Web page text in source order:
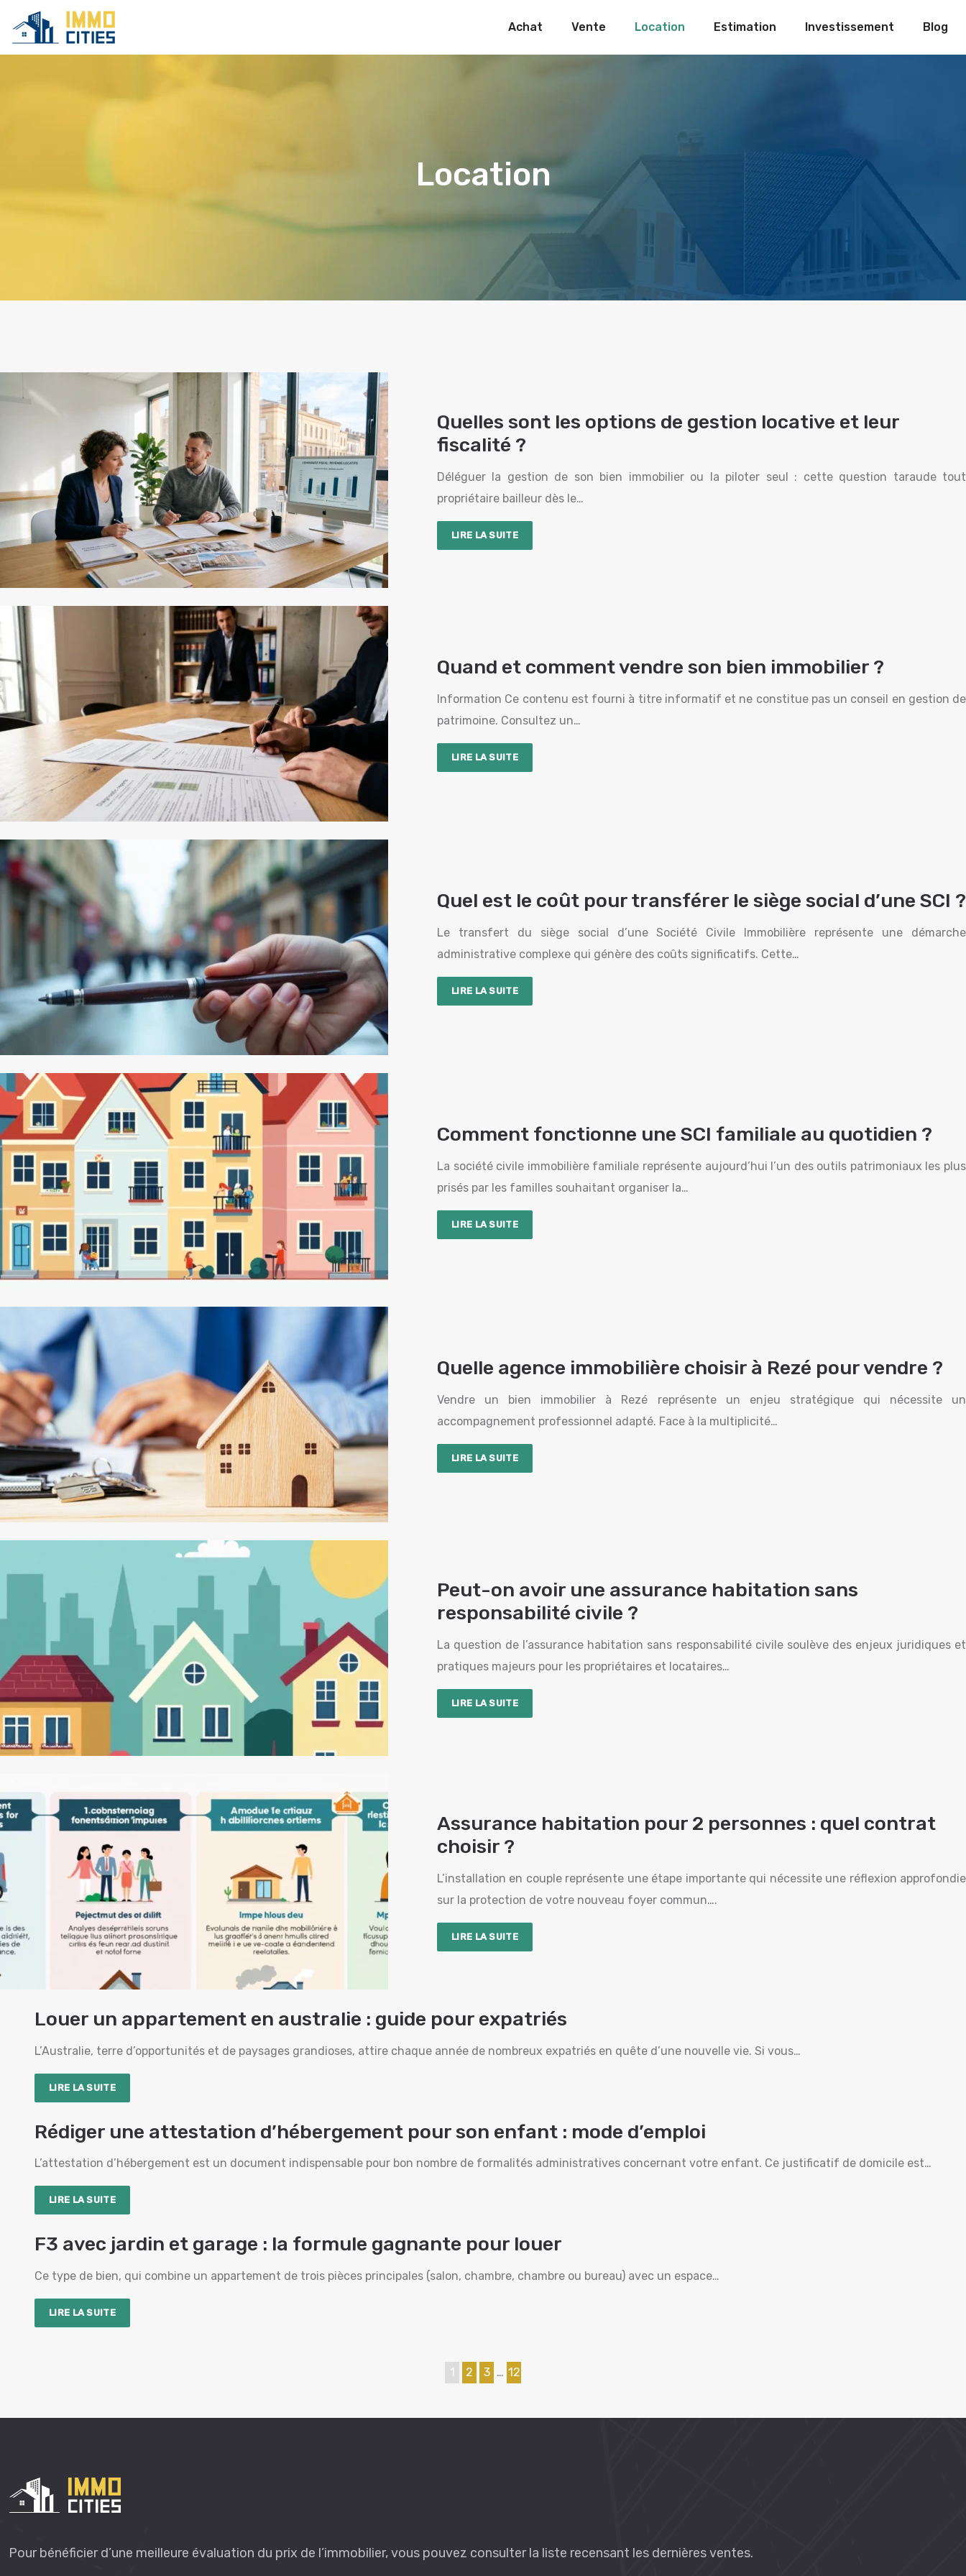
Achat Vente Location Estimation Investissement Blog
Location
Quelles sont les options de gestion locative et leur
fiscalité ?
Déléguer la gestion de son bien immobilier ou la piloter seul : cette question taraude tout
propriétaire bailleur dès le…
LIRE LA SUITE
Quand et comment vendre son bien immobilier ?
Information Ce contenu est fourni à titre informatif et ne constitue pas un conseil en gestion de
patrimoine. Consultez un…
LIRE LA SUITE
Quel est le coût pour transférer le siège social d’une SCI ?
Le transfert du siège social d’une Société Civile Immobilière représente une démarche
administrative complexe qui génère des coûts significatifs. Cette…
LIRE LA SUITE
Comment fonctionne une SCI familiale au quotidien ?
La société civile immobilière familiale représente aujourd’hui l’un des outils patrimoniaux les plus
prisés par les familles souhaitant organiser la…
LIRE LA SUITE
Quelle agence immobilière choisir à Rezé pour vendre ?
Vendre un bien immobilier à Rezé représente un enjeu stratégique qui nécessite un
accompagnement professionnel adapté. Face à la multiplicité…
LIRE LA SUITE
Peut-on avoir une assurance habitation sans
responsabilité civile ?
La question de l’assurance habitation sans responsabilité civile soulève des enjeux juridiques et
pratiques majeurs pour les propriétaires et locataires…
LIRE LA SUITE
Assurance habitation pour 2 personnes : quel contrat
choisir ?
L’installation en couple représente une étape importante qui nécessite une réflexion approfondie
sur la protection de votre nouveau foyer commun….
LIRE LA SUITE
Louer un appartement en australie : guide pour expatriés
L’Australie, terre d’opportunités et de paysages grandioses, attire chaque année de nombreux expatriés en quête d’une nouvelle vie. Si vous…
LIRE LA SUITE
Rédiger une attestation d’hébergement pour son enfant : mode d’emploi
L’attestation d’hébergement est un document indispensable pour bon nombre de formalités administratives concernant votre enfant. Ce justificatif de domicile est…
LIRE LA SUITE
F3 avec jardin et garage : la formule gagnante pour louer
Ce type de bien, qui combine un appartement de trois pièces principales (salon, chambre, chambre ou bureau) avec un espace…
LIRE LA SUITE
1 2 3 … 12
Pour bénéficier d’une meilleure évaluation du prix de l’immobilier, vous pouvez consulter la liste recensant les dernières ventes.